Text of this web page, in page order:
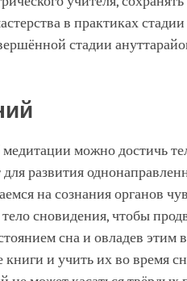
в практиках
стадии
можно достичь
развития
на сознания органов
сновидения, чтобы
сна и овладев
книги и учить их во время